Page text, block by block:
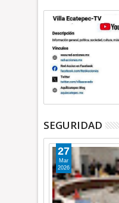
SEGURIDAD
27
Mar
2026